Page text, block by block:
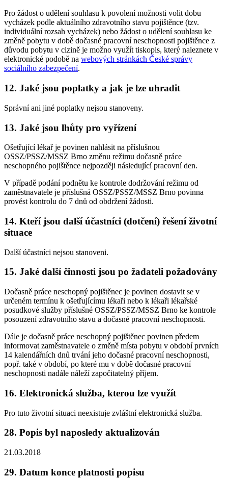
Pro žádost o udělení souhlasu k povolení možnosti volit dobu
vycházek podle aktuálního zdravotního stavu pojištěnce (tzv.
individuální rozsah vycházek) nebo žádost o udělení souhlasu ke
změně pobytu v době dočasné pracovní neschopnosti pojištěnce z
důvodu pobytu v cizině je možno využít tiskopis, který naleznete v
elektronické podobě na webových stránkách České správy
sociálního zabezpečení.
12. Jaké jsou poplatky a jak je lze uhradit
Správní ani jiné poplatky nejsou stanoveny.
13. Jaké jsou lhůty pro vyřízení
Ošetřující lékař je povinen nahlásit na příslušnou
OSSZ/PSSZ/MSSZ Brno změnu režimu dočasně práce
neschopného pojištěnce nejpozději následující pracovní den.
V případě podání podnětu ke kontrole dodržování režimu od
zaměstnavatele je příslušná OSSZ/PSSZ/MSSZ Brno povinna
provést kontrolu do 7 dnů od obdržení žádosti.
14. Kteří jsou další účastníci (dotčení) řešení životní
situace
Další účastníci nejsou stanoveni.
15. Jaké další činnosti jsou po žadateli požadovány
Dočasně práce neschopný pojištěnec je povinen dostavit se v
určeném termínu k ošetřujícímu lékaři nebo k lékaři lékařské
posudkové služby příslušné OSSZ/PSSZ/MSSZ Brno ke kontrole
posouzení zdravotního stavu a dočasné pracovní neschopnosti.
Dále je dočasně práce neschopný pojištěnec povinen předem
informovat zaměstnavatele o změně místa pobytu v období prvních
14 kalendářních dnů trvání jeho dočasné pracovní neschopnosti,
popř. také v období, po které mu v době dočasné pracovní
neschopnosti nadále náleží započitatelný příjem.
16. Elektronická služba, kterou lze využít
Pro tuto životní situaci neexistuje zvláštní elektronická služba.
28. Popis byl naposledy aktualizován
21.03.2018
29. Datum konce platnosti popisu